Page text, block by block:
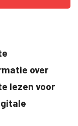
over
lezen voor